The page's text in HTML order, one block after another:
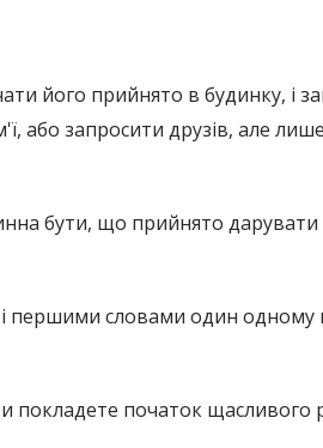
його прийнято в будинку, і
або запросити друзів, але
бути, що прийнято дарувати
словами один одному
покладете початок щасливого